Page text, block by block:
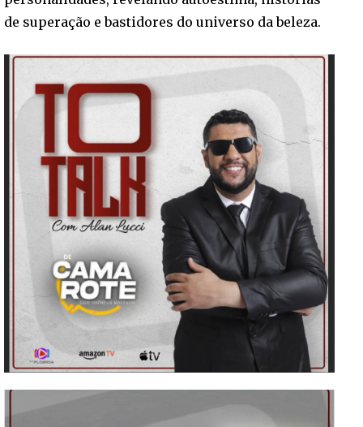
de superação e bastidores do universo da beleza.